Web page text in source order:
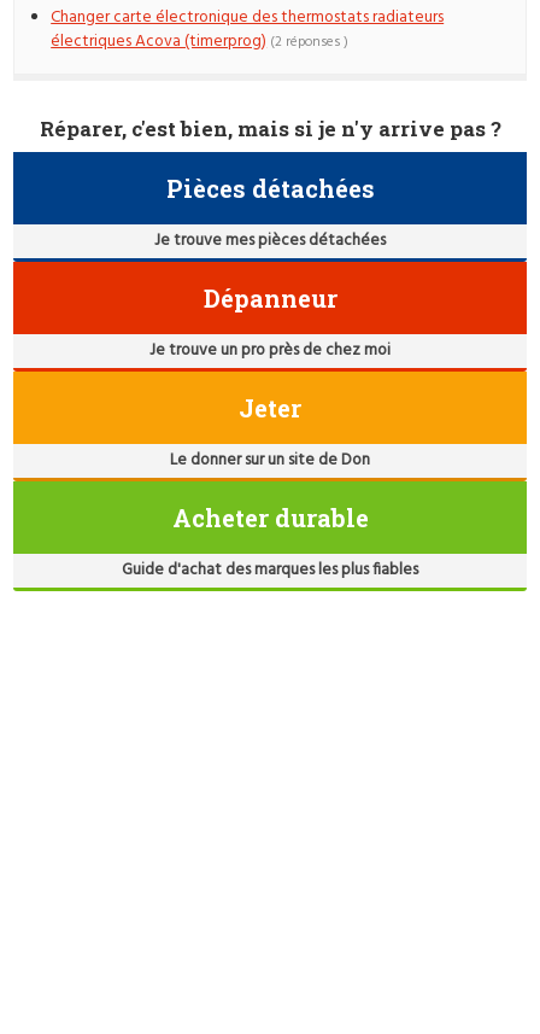
Changer carte électronique des thermostats radiateurs
électriques Acova (timerprog) (2 réponses )
Réparer, c'est bien, mais si je n'y arrive pas ?
Pièces détachées
Je trouve mes pièces détachées
Dépanneur
Je trouve un pro près de chez moi
Jeter
Le donner sur un site de Don
Acheter durable
Guide d'achat des marques les plus fiables